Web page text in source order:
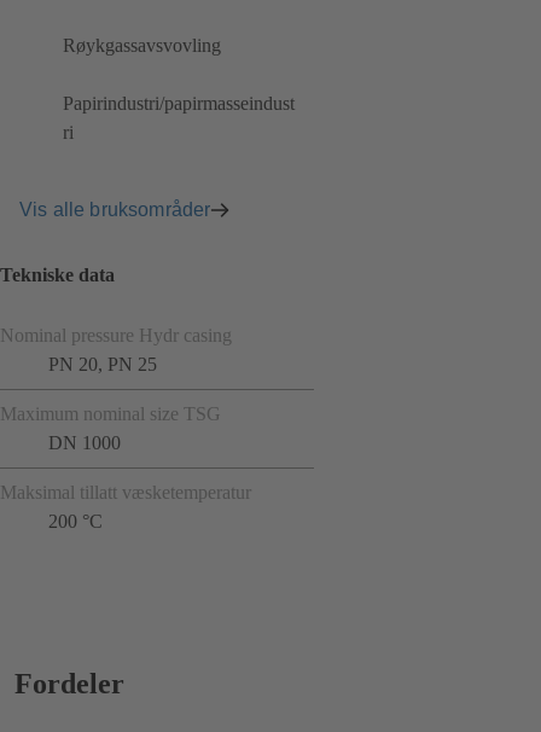
Røykgassavsvovling
Papirindustri/papirmasseindust
ri
Vis alle bruksområder
Tekniske data
Nominal pressure Hydr casing
PN 20, PN 25
Maximum nominal size TSG
DN 1000
Maksimal tillatt væsketemperatur
200 °C
Fordeler